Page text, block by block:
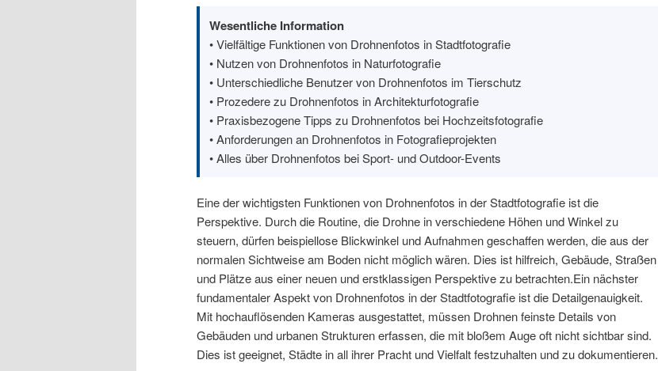
Wesentliche Information
• Vielfältige Funktionen von Drohnenfotos in Stadtfotografie
• Nutzen von Drohnenfotos in Naturfotografie
• Unterschiedliche Benutzer von Drohnenfotos im Tierschutz
• Prozedere zu Drohnenfotos in Architekturfotografie
• Praxisbezogene Tipps zu Drohnenfotos bei Hochzeitsfotografie
• Anforderungen an Drohnenfotos in Fotografieprojekten
• Alles über Drohnenfotos bei Sport- und Outdoor-Events
Eine der wichtigsten Funktionen von Drohnenfotos in der Stadtfotografie ist die
Perspektive. Durch die Routine, die Drohne in verschiedene Höhen und Winkel zu
steuern, dürfen beispiellose Blickwinkel und Aufnahmen geschaffen werden, die aus der
normalen Sichtweise am Boden nicht möglich wären. Dies ist hilfreich, Gebäude, Straßen
und Plätze aus einer neuen und erstklassigen Perspektive zu betrachten.Ein nächster
fundamentaler Aspekt von Drohnenfotos in der Stadtfotografie ist die Detailgenauigkeit.
Mit hochauflösenden Kameras ausgestattet, müssen Drohnen feinste Details von
Gebäuden und urbanen Strukturen erfassen, die mit bloßem Auge oft nicht sichtbar sind.
Dies ist geeignet, Städte in all ihrer Pracht und Vielfalt festzuhalten und zu dokumentieren.